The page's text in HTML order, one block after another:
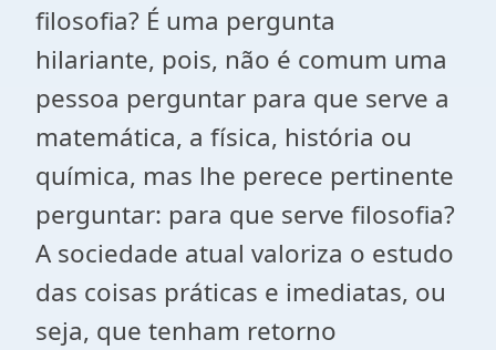
filosofia? É uma pergunta
hilariante, pois, não é comum uma
pessoa perguntar para que serve a
matemática, a física, história ou
química, mas lhe perece pertinente
perguntar: para que serve filosofia?
A sociedade atual valoriza o estudo
das coisas práticas e imediatas, ou
seja, que tenham retorno